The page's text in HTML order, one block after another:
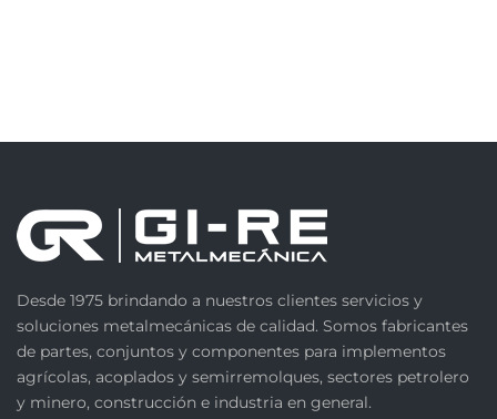
Desde 1975 brindando a nuestros clientes servicios y
soluciones metalmecánicas de calidad. Somos fabricantes
de partes, conjuntos y componentes para implementos
agrícolas, acoplados y semirremolques, sectores petrolero
y minero, construcción e industria en general.